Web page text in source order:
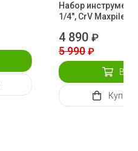
Набор
1/4", CrV Maxpiler
4 890 ₽
5 990 ₽
В
Купить